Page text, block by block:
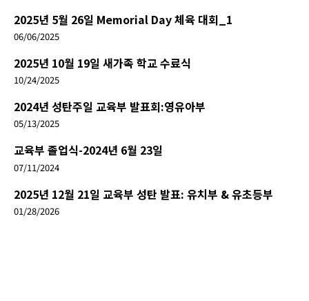
2025년 5월 26일 Memorial Day 체육 대회_1
06/06/2025
2025년 10월 19일 새가족 학교 수료식
10/24/2025
2024년 성탄주일 교육부 발표회:영유아부
05/13/2025
교육부 졸업식-2024년 6월 23일
07/11/2024
2025년 12월 21일 교육부 성탄 발표: 유치부 & 유초등부
01/28/2026